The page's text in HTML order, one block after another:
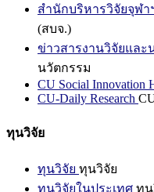
สำนักบริหารวิจัยจุฬา
(สบจ.)
ข่าวสารงานวิจัยและ
นวัตกรรม
CU Social Innovation
CU-Daily Research
ทุนวิจัย
ทุนวิจัย ทุนวิจัย
ทุนวิจัยในประเทศ ทุน